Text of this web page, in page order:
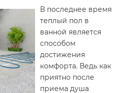
В последнее время
теплый пол в
ванной является
способом
достижения
комфорта. Ведь как
приятно после
приема душа